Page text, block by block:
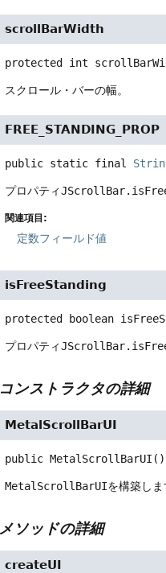
scrollBarWidth
protected int
スクロール・バーの幅。
FREE_STANDING_PROP
public static final
プロパティ
関連項目:
定数フィールド値
isFreeStanding
protected boolean
プロパティ
コンストラクタの詳細
MetalScrollBarUI
public MetalScrollBarUI ()
MetalScrollBarUIを構築しま
メソッドの詳細
createUI